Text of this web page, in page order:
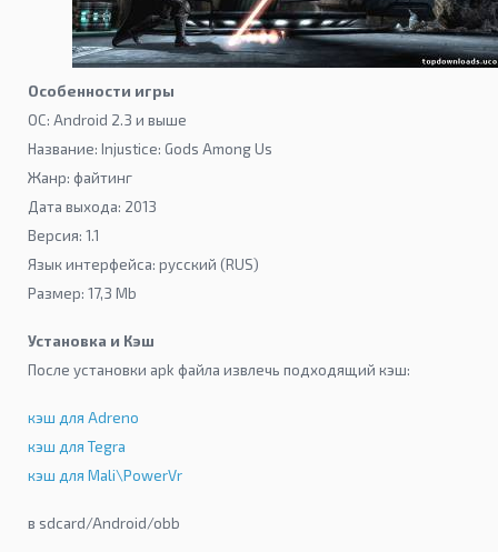
Особенности игры
ОС: Android 2.3 и выше
Название: Injustice: Gods Among Us
Жанр: файтинг
Дата выхода: 2013
Версия: 1.1
Язык интерфейса: русский (RUS)
Размер: 17,3 Mb
Установка и Кэш
После установки apk файла извлечь подходящий кэш:
кэш для Adreno
кэш для Tegra
кэш для Mali\PowerVr
в sdcard/Android/obb